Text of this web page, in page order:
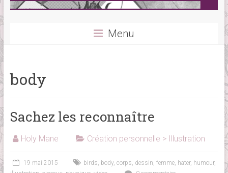
Menu
body
Sachez les reconnaître
Holy Mane Création personnelle > Illustration
19 mai 2015 birds, body, corps, dessin, femme, hater, humour,